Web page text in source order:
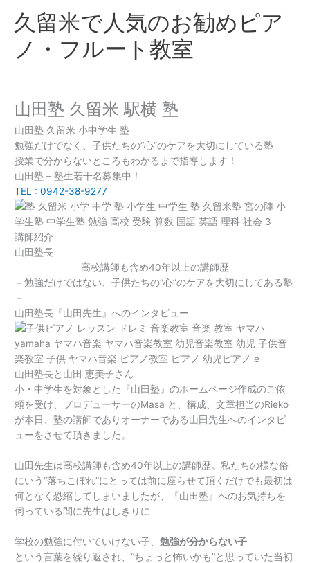
久留米で人気のお勧めピア
ノ・フルート教室
山田塾 久留米 駅横 塾
山田塾 久留米 小中学生 塾
勉強だけでなく、子供たちの“心”のケアを大切にしている塾
授業で分からないところもわかるまで指導します！
山田塾 – 塾生若干名募集中！
TEL : 0942-38-9277
講師紹介
山田塾長
高校講師も含め40年以上の講師歴
－勉強だけではない、子供たちの“心”のケアを大切にしてある塾
－
山田塾長『山田先生』へのインタビュー
山田塾長と山田 恵美子さん
小・中学生を対象とした『山田塾』のホームページ作成のご依
頼を受け、プロデューサーのMasa と、構成、文章担当のRieko
が本日、塾の講師でありオーナーである山田先生へのインタビ
ューをさせて頂きました。
山田先生は高校講師も含め40年以上の講師歴。私たちの様な俗
にいう“落ちこぼれ”にとっては前に座らせて頂くだけでも最初は
何となく恐縮してしまいましたが、『山田塾』へのお気持ちを
伺っている間に先生はしきりに
学校の勉強に付いていけない子、勉強が分からない子
という言葉を繰り返され、“ちょっと怖いかも”と思っていた当初